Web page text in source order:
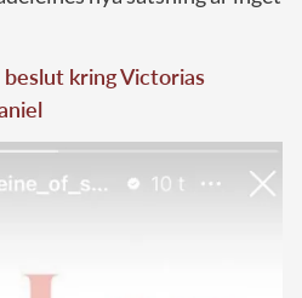
beslut kring Victorias